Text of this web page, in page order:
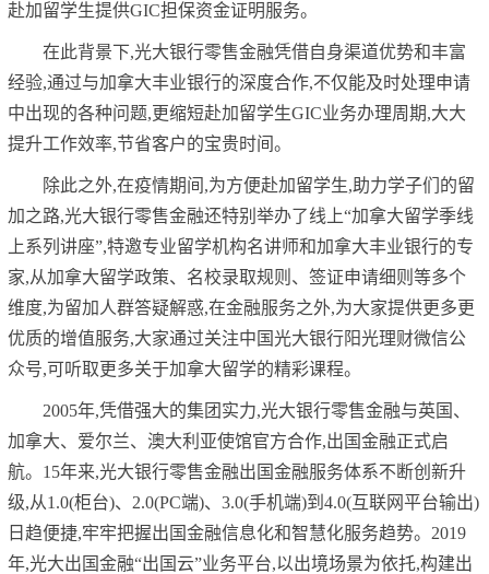
赴加留学生提供GIC担保资金证明服务。
在此背景下,光大银行零售金融凭借自身渠道优势和丰富
经验,通过与加拿大丰业银行的深度合作,不仅能及时处理申请
中出现的各种问题,更缩短赴加留学生GIC业务办理周期,大大
提升工作效率,节省客户的宝贵时间。
除此之外,在疫情期间,为方便赴加留学生,助力学子们的留
加之路,光大银行零售金融还特别举办了线上“加拿大留学季线
上系列讲座”,特邀专业留学机构名讲师和加拿大丰业银行的专
家,从加拿大留学政策、名校录取规则、签证申请细则等多个
维度,为留加人群答疑解惑,在金融服务之外,为大家提供更多更
优质的增值服务,大家通过关注中国光大银行阳光理财微信公
众号,可听取更多关于加拿大留学的精彩课程。
2005年,凭借强大的集团实力,光大银行零售金融与英国、
加拿大、爱尔兰、澳大利亚使馆官方合作,出国金融正式启
航。15年来,光大银行零售金融出国金融服务体系不断创新升
级,从1.0(柜台)、2.0(PC端)、3.0(手机端)到4.0(互联网平台输出)
日趋便捷,牢牢把握出国金融信息化和智慧化服务趋势。2019
年,光大出国金融“出国云”业务平台,以出境场景为依托,构建出